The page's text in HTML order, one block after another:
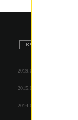
2019.05.07
2015.06.25
2014.08.06